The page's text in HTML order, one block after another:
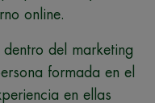
online.
dentro del marketing
formada en el
en ellas